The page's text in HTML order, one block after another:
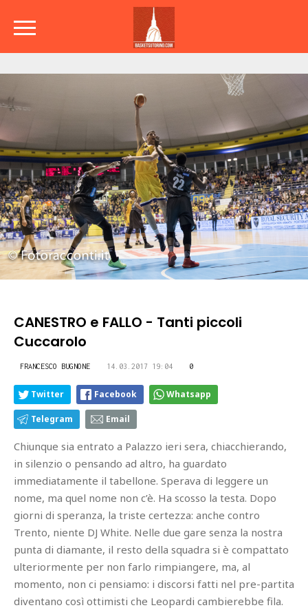
CANESTRO e FALLO - Tanti piccoli
Cuccarolo
FRANCESCO BUGNONE 14.03.2017 19:04 0
Twitter Facebook Whatsapp
Telegram Email
Chiunque sia entrato a Palazzo ieri sera, chiacchierando,
in silenzio o pensando ad altro, ha guardato
immediatamente il tabellone. Sperava di leggere un
nome, ma quel nome non c’è. Ha scosso la testa. Dopo
giorni di speranza, la triste certezza: anche contro
Trento, niente DJ White. Nelle due gare senza la nostra
punta di diamante, il resto della squadra si è compattato
ulteriormente per non farlo rimpiangere, ma, al
momento, non ci pensiamo: i discorsi fatti nel pre-partita
diventano così ottimisti che Leopardi cambierebbe fila.